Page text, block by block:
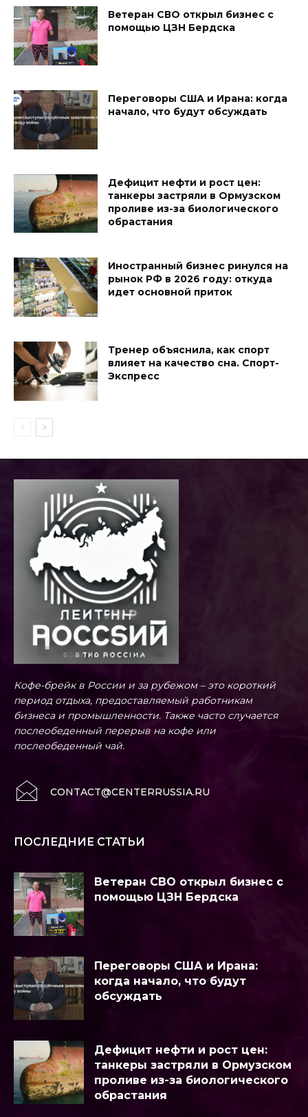
Ветеран СВО открыл бизнес с
помощью ЦЗН Бердска
Переговоры США и Ирана: когда
начало, что будут обсуждать
Дефицит нефти и рост цен:
танкеры застряли в Ормузском
проливе из-за биологического
обрастания
Иностранный бизнес ринулся на
рынок РФ в 2026 году: откуда
идет основной приток
Тренер объяснила, как спорт
влияет на качество сна. Спорт-
Экспресс
Кофе-брейк в России и за рубежом – это короткий
период отдыха, предоставляемый работникам
бизнеса и промышленности. Также часто случается
послеобеденный перерыв на кофе или
послеобеденный чай.
CONTACT@CENTERRUSSIA.RU
ПОСЛЕДНИЕ СТАТЬИ
Ветеран СВО открыл бизнес с
помощью ЦЗН Бердска
Переговоры США и Ирана:
когда начало, что будут
обсуждать
Дефицит нефти и рост цен:
танкеры застряли в Ормузском
проливе из-за биологического
обрастания